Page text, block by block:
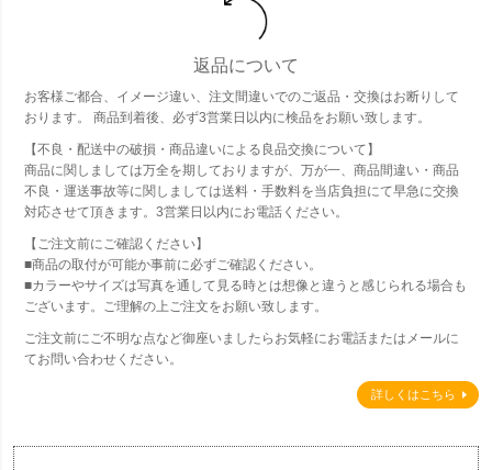
返品について
お客様ご都合、イメージ違い、注文間違いでのご返品・交換はお断りして
おります。 商品到着後、必ず3営業日以内に検品をお願い致します。
【不良・配送中の破損・商品違いによる良品交換について】
商品に関しましては万全を期しておりますが、万が一、商品間違い・商品
不良・運送事故等に関しましては送料・手数料を当店負担にて早急に交換
対応させて頂きます。3営業日以内にお電話ください。
【ご注文前にご確認ください】
■商品の取付が可能か事前に必ずご確認ください。
■カラーやサイズは写真を通して見る時とは想像と違うと感じられる場合も
ございます。ご理解の上ご注文をお願い致します。
ご注文前にご不明な点など御座いましたらお気軽にお電話またはメールに
てお問い合わせください。
詳しくはこちら